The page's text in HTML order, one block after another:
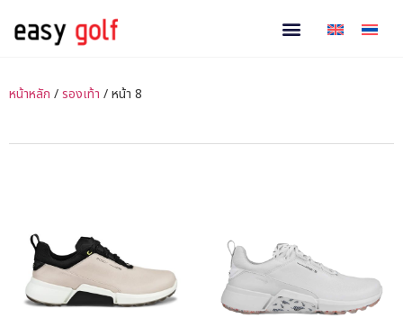
หน้าหลัก /รองเท้า / หน้า 8